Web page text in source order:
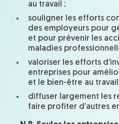
au travail ;
souligner les efforts
des employeurs pour
et pour prévenir les
maladies
valoriser les efforts
entreprises pour
et le bien-être au travail
diffuser largement les
faire profiter d’autres